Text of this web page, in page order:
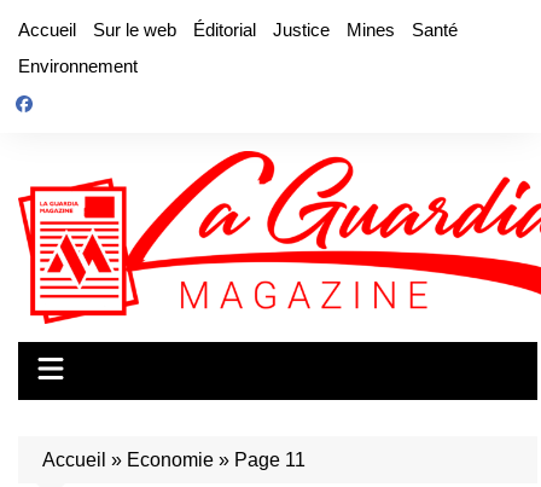
contenu
Accueil Sur le web Éditorial Justice Mines
Santé
Environnement
Accueil » Economie » Page 11